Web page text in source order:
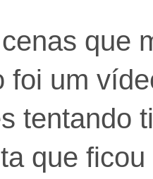
que
foi um
tentando
que